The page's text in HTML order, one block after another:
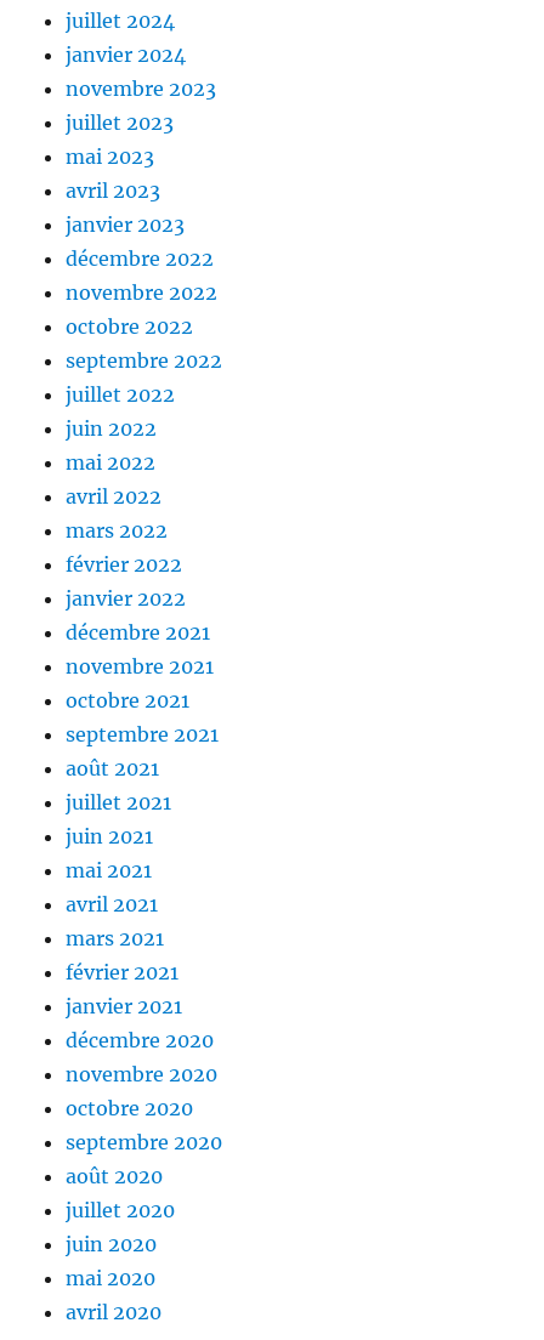
juillet 2024
janvier 2024
novembre 2023
juillet 2023
mai 2023
avril 2023
janvier 2023
décembre 2022
novembre 2022
octobre 2022
septembre 2022
juillet 2022
juin 2022
mai 2022
avril 2022
mars 2022
février 2022
janvier 2022
décembre 2021
novembre 2021
octobre 2021
septembre 2021
août 2021
juillet 2021
juin 2021
mai 2021
avril 2021
mars 2021
février 2021
janvier 2021
décembre 2020
novembre 2020
octobre 2020
septembre 2020
août 2020
juillet 2020
juin 2020
mai 2020
avril 2020